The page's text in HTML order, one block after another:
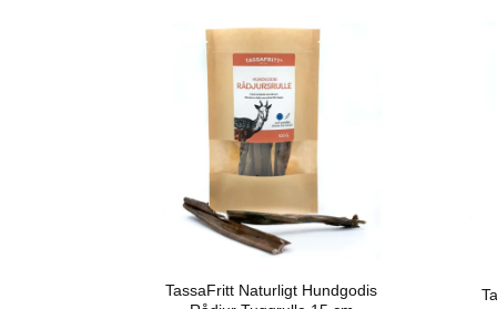
TassaFritt Naturligt Hundgodis